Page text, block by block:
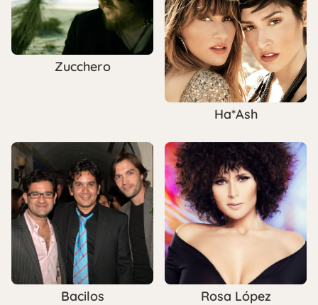
Zucchero
Ha*Ash
Bacilos Rosa López